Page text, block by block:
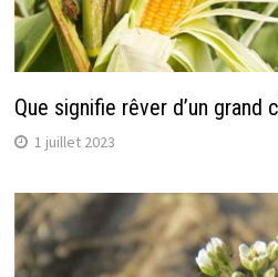
Que signifie rêver d’un grand
1 juillet 2023